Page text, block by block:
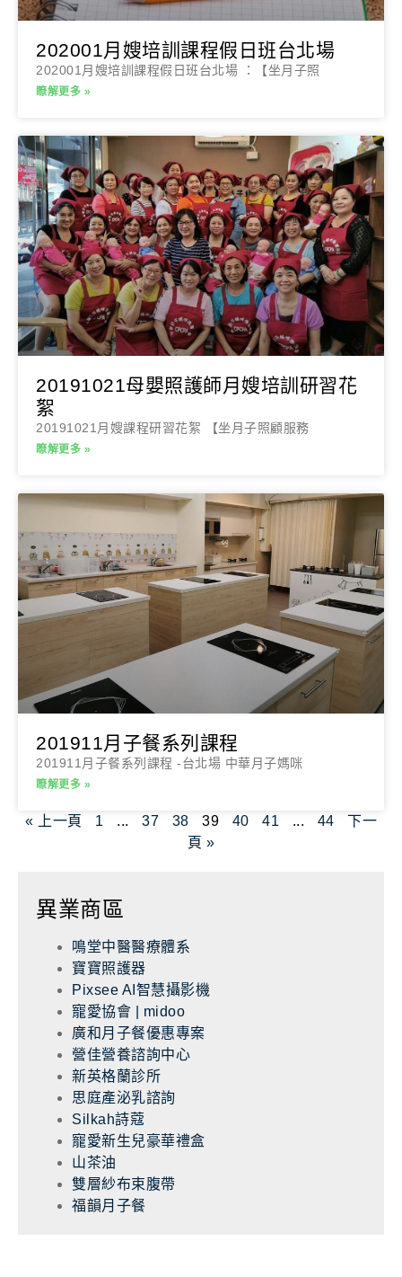
202001月嫂培訓課程假日班台北場
202001月嫂培訓課程假日班台北場 ：【坐月子照
瞭解更多 »
20191021母嬰照護師月嫂培訓研習花
絮
20191021月嫂課程研習花絮 【坐月子照顧服務
瞭解更多 »
201911月子餐系列課程
201911月子餐系列課程 -台北場 中華月子媽咪
瞭解更多 »
« 上一頁 1 ... 37 38 39 40 41 ... 44
下一
頁 »
異業商區
鳴堂中醫醫療體系
寶寶照護器
Pixsee AI智慧攝影機
寵愛協會 | midoo
廣和月子餐優惠專案
營佳營養諮詢中心
新英格蘭診所
思庭產泌乳諮詢
Silkah詩蔻
寵愛新生兒豪華禮盒
山茶油
雙層紗布束腹帶
福韻月子餐